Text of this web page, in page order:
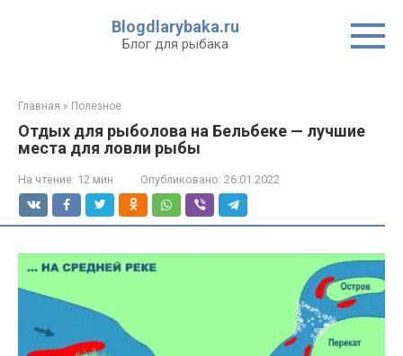
Blogdlarybaka.ru
Блог для рыбака
Главная » Полезное
Отдых для рыболова на Бельбеке — лучшие
места для ловли рыбы
На чтение: 12 мин Опубликовано: 26.01.2022